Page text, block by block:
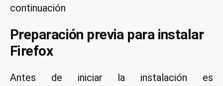
continuación
Preparación previa para instalar
Firefox
Antes de iniciar la instalación es